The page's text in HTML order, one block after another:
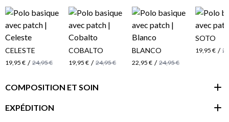
CELESTE
19,95 € / 24,95 €
COBALTO
19,95 € / 24,95 €
BLANCO
22,95 € / 24,95 €
SOTO
19,95 € /
COMPOSITION ET SOIN
EXPÉDITION